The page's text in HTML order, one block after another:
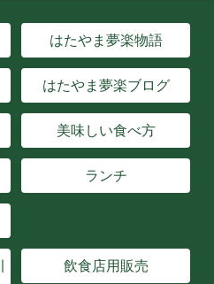
はたやま夢楽物語
はたやま夢楽ブログ
美味しい食べ方
ランチ
飲食店用販売